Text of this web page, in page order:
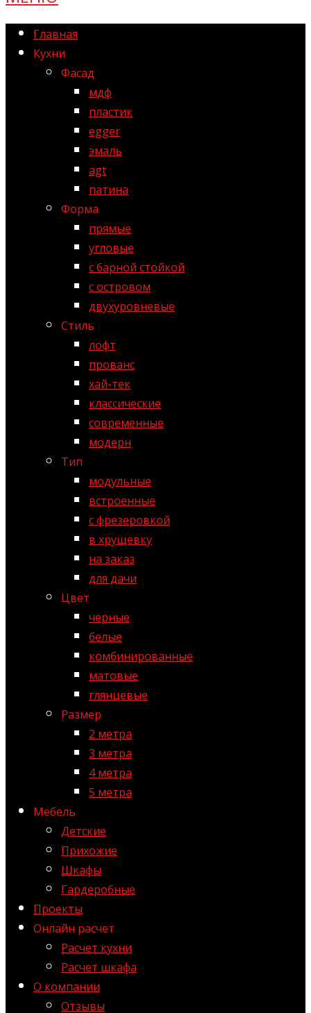
Главная
Кухни
Фасад
мдф
пластик
egger
эмаль
agt
патина
Форма
прямые
угловые
с барной стойкой
с островом
двухуровневые
Стиль
лофт
прованс
хай-тек
классические
современные
модерн
Тип
модульные
встроенные
с фрезеровкой
в хрущевку
на заказ
для дачи
Цвет
черные
белые
комбинированные
матовые
глянцевые
Размер
2 метра
3 метра
4 метра
5 метра
Мебель
Детские
Прихожие
Шкафы
Гардеробные
Проекты
Онлайн расчет
Расчет кухни
Расчет шкафа
О компании
Отзывы